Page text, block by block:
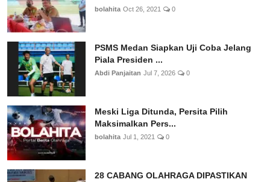
bolahita Oct 26, 2021 0
PSMS Medan Siapkan Uji Coba Jelang
Piala Presiden ...
Abdi Panjaitan Jul 7, 2026 0
Meski Liga Ditunda, Persita Pilih
Maksimalkan Pers...
bolahita Jul 1, 2021 0
28 CABANG OLAHRAGA DIPASTIKAN